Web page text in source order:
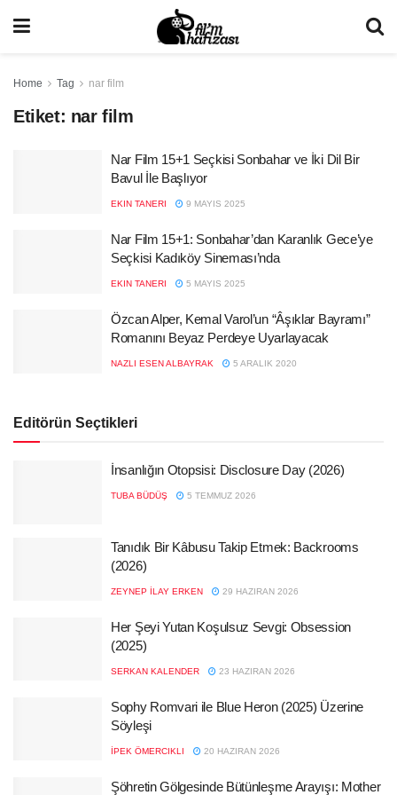
Home Tag nar film
Etiket: nar film
Nar Film 15+1 Seçkisi Sonbahar ve İki Dil Bir
Bavul İle Başlıyor
EKIN TANERI 9 MAYIS 2025
Nar Film 15+1: Sonbahar’dan Karanlık Gece’ye
Seçkisi Kadıköy Sineması’nda
EKIN TANERI 5 MAYIS 2025
Özcan Alper, Kemal Varol’un “Âşıklar Bayramı”
Romanını Beyaz Perdeye Uyarlayacak
NAZLI ESEN ALBAYRAK 5 ARALIK 2020
Editörün Seçtikleri
İnsanlığın Otopsisi: Disclosure Day (2026)
TUBA BÜDÜŞ 5 TEMMUZ 2026
Tanıdık Bir Kâbusu Takip Etmek: Backrooms
(2026)
ZEYNEP İLAY ERKEN 29 HAZIRAN 2026
Her Şeyi Yutan Koşulsuz Sevgi: Obsession
(2025)
SERKAN KALENDER 23 HAZIRAN 2026
Sophy Romvari ile Blue Heron (2025) Üzerine
Söyleşi
İPEK ÖMERCIKLI 20 HAZIRAN 2026
Şöhretin Gölgesinde Bütünleşme Arayışı: Mother